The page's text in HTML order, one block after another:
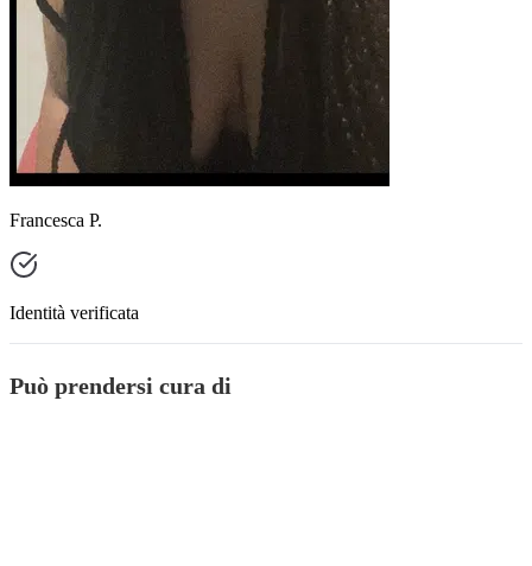
Francesca P.
Identità verificata
Può prendersi cura di